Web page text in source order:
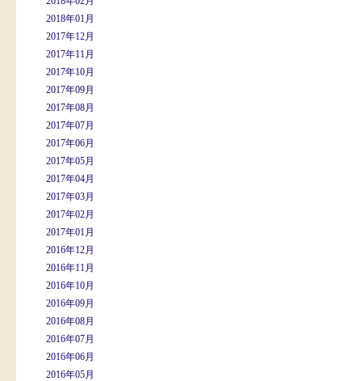
2018年01月
2017年12月
2017年11月
2017年10月
2017年09月
2017年08月
2017年07月
2017年06月
2017年05月
2017年04月
2017年03月
2017年02月
2017年01月
2016年12月
2016年11月
2016年10月
2016年09月
2016年08月
2016年07月
2016年06月
2016年05月